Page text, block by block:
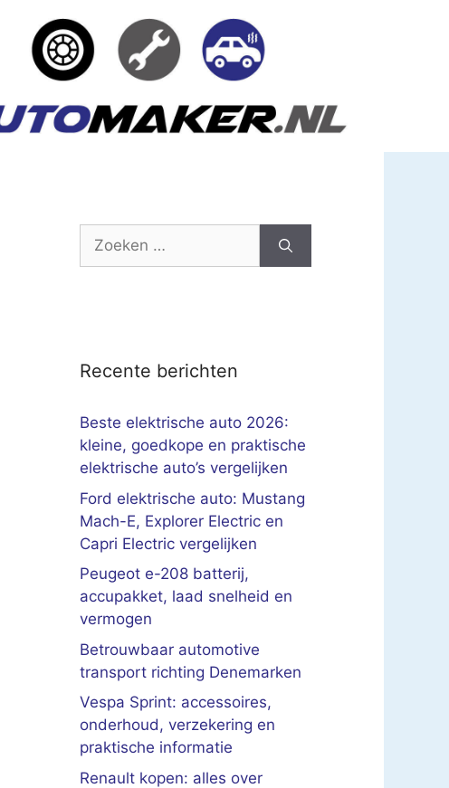
Zoek
Recente berichten
Beste elektrische auto 2026:
kleine, goedkope en praktische
elektrische auto’s vergelijken
Ford elektrische auto: Mustang
Mach-E, Explorer Electric en
Capri Electric vergelijken
Peugeot e-208 batterij,
accupakket, laad snelheid en
vermogen
Betrouwbaar automotive
transport richting Denemarken
Vespa Sprint: accessoires,
onderhoud, verzekering en
praktische informatie
Renault kopen: alles over